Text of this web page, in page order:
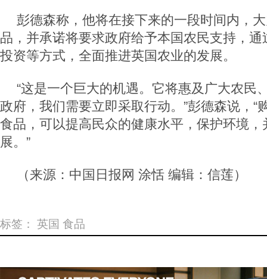
彭德森称，他将在接下来的一段时间内，
品，并承诺将要求政府给予本国农民支持，
投资等方式，全面推进英国农业的发展。
“这是一个巨大的机遇。它将惠及广大农民
政府，我们需要立即采取行动。”彭德森说，“
食品，可以提高民众的健康水平，保护环境
展。”
（来源：中国日报网 涂恬 编辑：信莲）
标签： 英国 食品